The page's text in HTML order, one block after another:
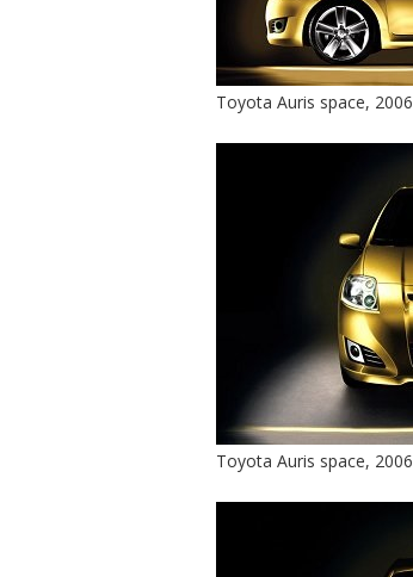
Toyota Auris space, 2006
Toyota Auris space, 2006